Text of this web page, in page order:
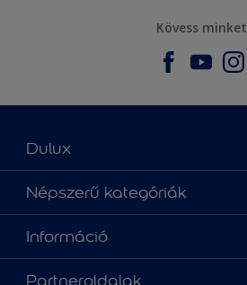
Kövess minket
Dulux
Üzlet keresése
Oldaltérkép
Elérhetőségek
Népszerű kategóriák
Az év Dulux színe
Festési tanácsok
Információ
Színpontosság
Partneroldalak